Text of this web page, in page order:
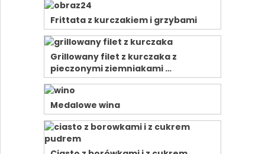
Frittata z kurczakiem i grzybami
Grillowany filet z kurczaka z
pieczonymi ziemniakami …
Medalowe wina